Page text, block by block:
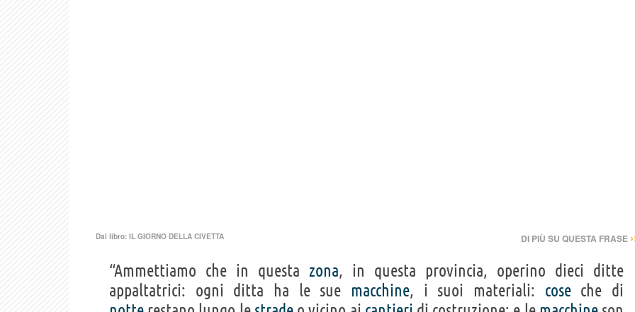
Dal libro: IL GIORNO DELLA CIVETTA DI PIÙ SU QUESTA FRASE
“Ammettiamo che in questa zona, in questa provincia, operino dieci ditte
appaltatrici: ogni ditta ha le sue macchine, i suoi materiali: coseche di